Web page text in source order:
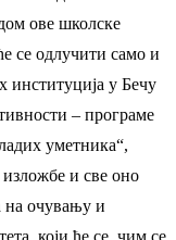
ове школске
се одлучити само и
институција у Бечу
– програме
уметника“,
и све оно
на очувању и
који ће се, чим се